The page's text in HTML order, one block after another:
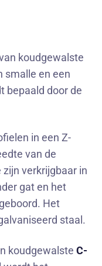
koudgewalste
smalle en een
bepaald door de
in een Z-
van de
verkrijgbaar in
gat en het
Het
staal.
koudgewalste C-